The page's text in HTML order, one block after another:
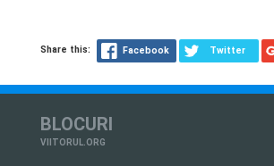
Share this: Facebook Twitter
BLOCURI
VIITORUL.ORG